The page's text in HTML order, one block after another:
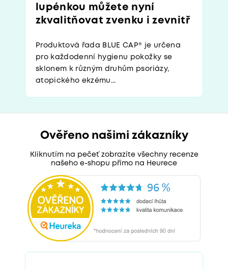
lupénkou můžete nyní
zkvalitňovat zvenku i zevnitř
Produktová řada BLUE CAP® je určena
pro každodenní hygienu pokožky se
sklonem k různým druhům psoriázy,
atopického ekzému...
Ověřeno našimi zákazníky
Kliknutím na pečeť zobrazíte všechny recenze
našeho e-shopu přímo na Heurece